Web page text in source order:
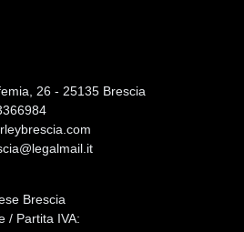
26 - 25135 Brescia
Brescia
/ Partita IVA: